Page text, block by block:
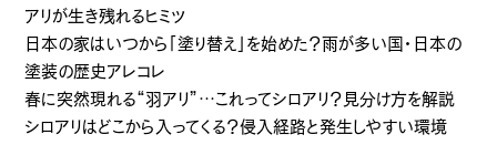
アリが生き残れるヒミツ
日本の家はいつから「塗り替え」を始めた？雨が多い国・日本の
塗装の歴史アレコレ
春に突然現れる“羽アリ”…これってシロアリ？見分け方を解説
シロアリはどこから入ってくる？侵入経路と発生しやすい環境